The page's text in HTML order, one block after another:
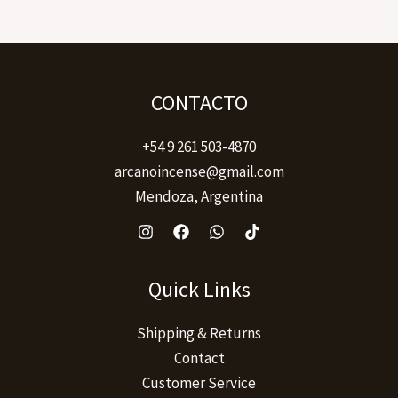
CONTACTO
+54 9 261 503-4870
arcanoincense@gmail.com
Mendoza, Argentina
Quick Links
Shipping & Returns
Contact
Customer Service